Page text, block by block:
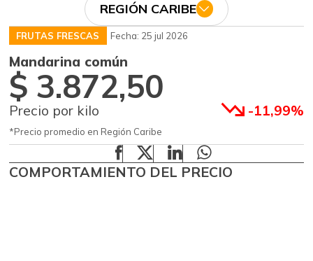
REGIÓN CARIBE
FRUTAS FRESCAS Fecha: 25 jul 2026
Mandarina común
$ 3.872,50
Precio por kilo -11,99%
*Precio promedio en Región Caribe
COMPORTAMIENTO DEL PRECIO